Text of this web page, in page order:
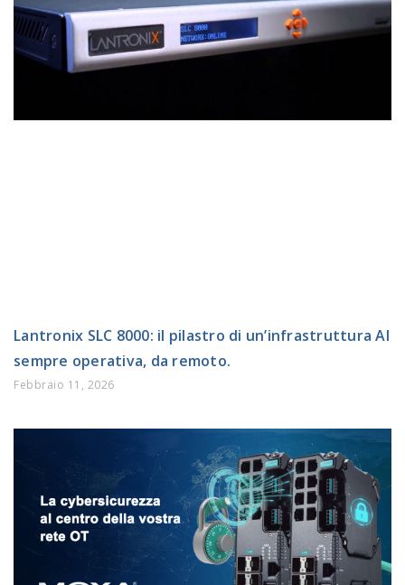
Lantronix SLC 8000: il pilastro di un’infrastruttura AI
sempre operativa, da remoto.
Febbraio 11, 2026